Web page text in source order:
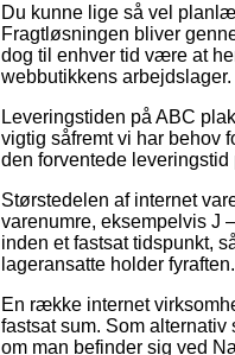
Du kunne lige så vel
Fragtløsningen bliver
dog til enhver tid være at
webbutikkens arbejdslager.
Leveringstiden på ABC
vigtig såfremt vi har behov
den forventede
Størstedelen af internet
varenumre, eksempelvis J
inden et fastsat tidspunkt,
lageransatte holder fyraften.
En række internet
fastsat sum. Som
om man befinder sig ved